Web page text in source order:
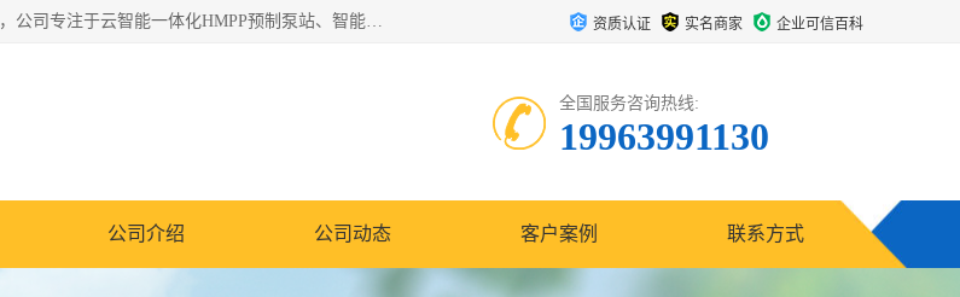
青岛铭源环保科技有限公司是一家专注于环保与智慧水务领域的先进科技企业，公司专注于云智能一体化HMPP预制泵站、智能截流井设备、调蓄池雨洪管理设备、水务循环利用、云智慧水务开发及新型环保技术研发等领域。 资质认证 实名商家 企业可信百科
全国服务咨询热线:
19963991130
公司介绍 公司动态 客户案例 联系方式